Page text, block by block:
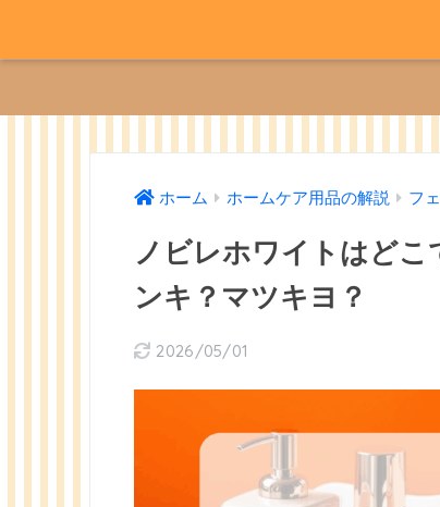
ホーム ホームケア用品の解説 フ
ノビレホワイトはどこ
ンキ？マツキヨ？
2026/05/01